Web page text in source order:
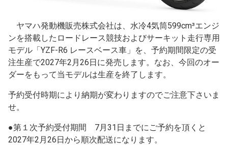
ヤマハ発動機販売株式会社は、水冷4気筒599cm³エンジ
ンを搭載したロードレース競技およびサーキット走行専用
モデル「YZF-R6 レースベース車」を、予約期間限定の受
注生産で2027年2月26日に発売します。なお、今回のオー
ダーをもって当モデルは生産を終了します。
予約受付時期により納期が変わりますのでご注意下さいま
せ。
●第１次予約受付期間 7月31日までにご予約を頂くと
2027年2月26日から順次配送になります。